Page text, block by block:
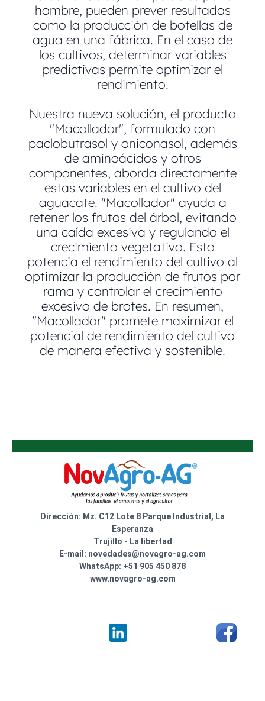
hombre, pueden prever resultados
como la producción de botellas de
agua en una fábrica. En el caso de
los cultivos, determinar variables
predictivas permite optimizar el
rendimiento.
Nuestra nueva solución, el producto
"Macollador", formulado con
paclobutrasol y oniconasol, además
de aminoácidos y otros
componentes, aborda directamente
estas variables en el cultivo del
aguacate. "Macollador" ayuda a
retener los frutos del árbol, evitando
una caída excesiva y regulando el
crecimiento vegetativo. Esto
potencia el rendimiento del cultivo al
optimizar la producción de frutos por
rama y controlar el crecimiento
excesivo de brotes. En resumen,
"Macollador" promete maximizar el
potencial de rendimiento del cultivo
de manera efectiva y sostenible.
Dirección: Mz. C12 Lote 8 Parque Industrial, La
Esperanza
Trujillo - La libertad
E-mail: novedades@novagro-ag.com
WhatsApp: +51 905 450 878
www.novagro-ag.com